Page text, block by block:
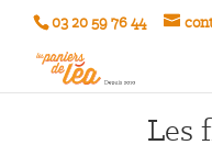
03 20 59 76 44
Les